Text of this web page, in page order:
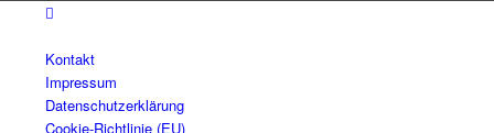
Kontakt
Impressum
Datenschutzerklärung
Cookie-Richtlinie (EU)